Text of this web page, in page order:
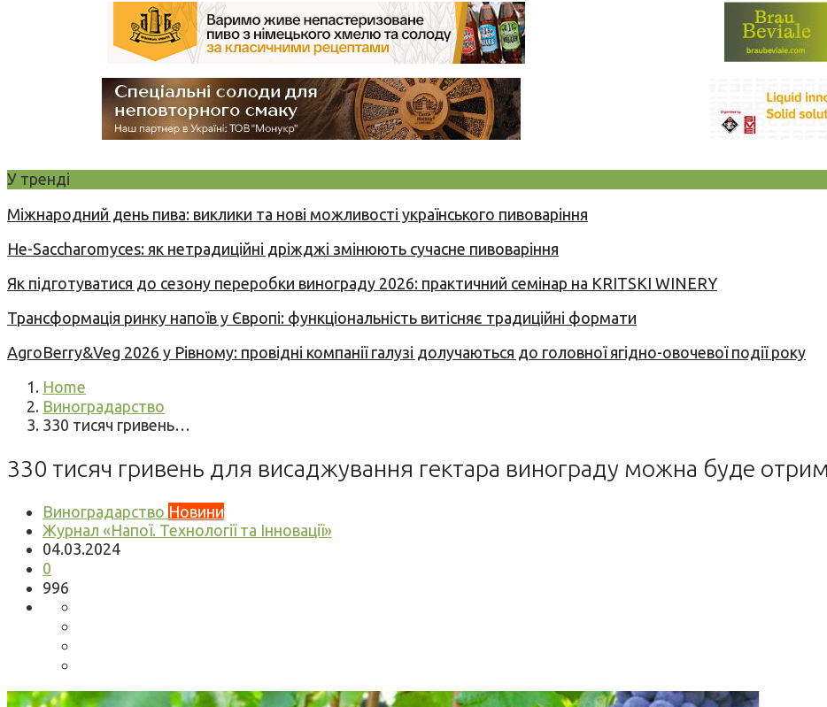
У тренді
Міжнародний день пива: виклики та нові можливості українського пивоваріння
Не-Saccharomyces: як нетрадиційні дріжджі змінюють сучасне пивоваріння
Як підготуватися до сезону переробки винограду 2026: практичний семінар на KRITSKI WINERY
Трансформація ринку напоїв у Європі: функціональність витісняє традиційні формати
AgroBerry&Veg 2026 у Рівному: провідні компанії галузі долучаються до головної ягідно-овочевої події року
Home
Виноградарство
330 тисяч гривень…
330 тисяч гривень для висаджування гектара винограду можна буде
Виноградарство Новини
Журнал «Напої. Технології та Інновації»
04.03.2024
0
996